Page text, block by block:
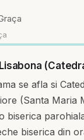
se afla si
(Santa Maria
biserica
biserica din